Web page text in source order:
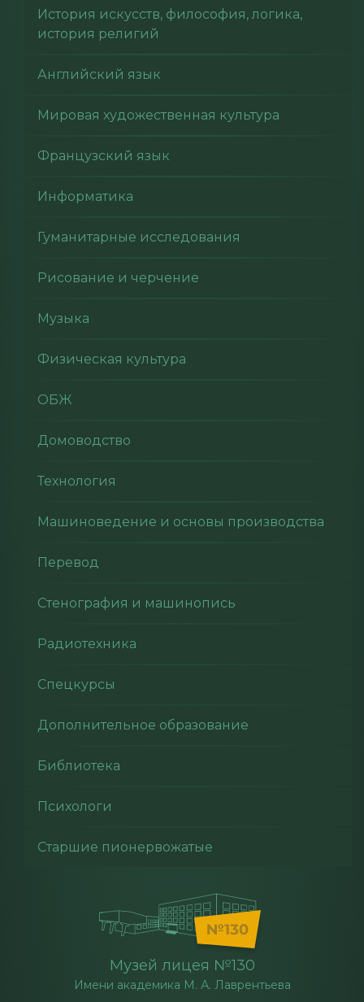
История искусств, философия, логика,
история религий
Английский язык
Мировая художественная культура
Французский язык
Информатика
Гуманитарные исследования
Рисование и черчение
Музыка
Физическая культура
ОБЖ
Домоводство
Технология
Машиноведение и основы производства
Перевод
Стенография и машинопись
Радиотехника
Спецкурсы
Дополнительное образование
Библиотека
Психологи
Старшие пионервожатые
Музей лицея №130
Имени академика М. А. Лаврентьева